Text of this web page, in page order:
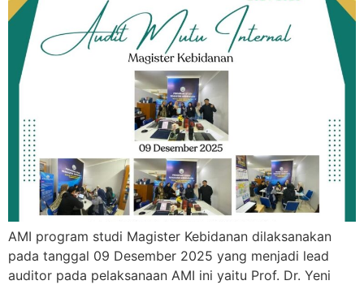
AMI program studi Magister Kebidanan dilaksanakan
pada tanggal 09 Desember 2025 yang menjadi lead
auditor pada pelaksanaan AMI ini yaitu Prof. Dr. Yeni